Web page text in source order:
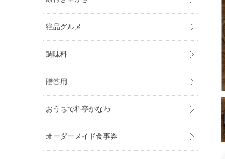
絶品グルメ
調味料
贈答用
おうちで料亭かなわ
オーダーメイド食事券